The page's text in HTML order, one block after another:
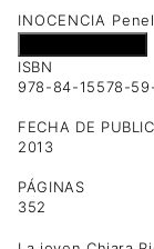
INOCENCIA
ISBN
978-84-15578-
FECHA DE
2013
PÁGINAS
352